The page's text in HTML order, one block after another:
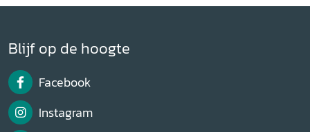
Blijf op de hoogte
Facebook
Instagram